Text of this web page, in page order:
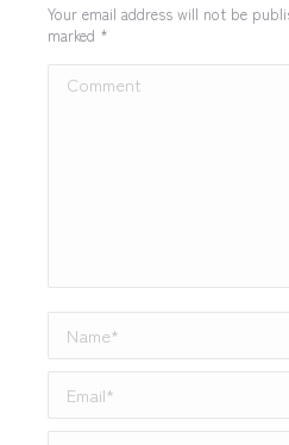
Your email address will not be
marked *
Comment
Name *
Email *